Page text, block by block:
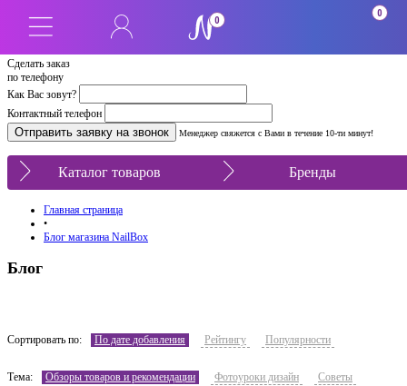
Сделать заказ
по телефону
Как Вас зовут?
Контактный телефон
Менеджер свяжется с Вами в течение 10-ти минут!
0
0
Каталог товаров Бренды
Главная страница
•
Блог магазина NailBox
Блог
Сортировать по: По дате добавления Рейтингу Популярности
Тема: Обзоры товаров и рекомендации Фотоуроки дизайн
Советы